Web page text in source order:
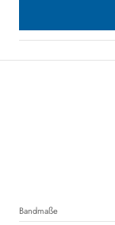
Bandmaße